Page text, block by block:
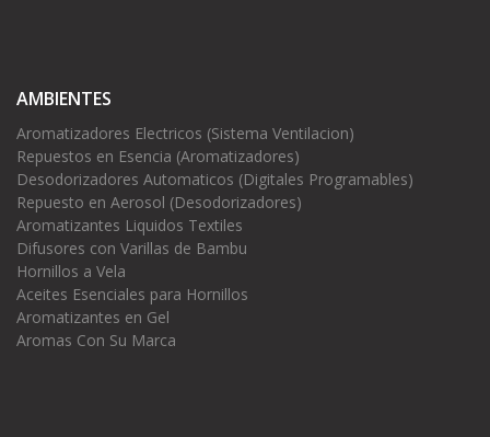
AMBIENTES
Aromatizadores Electricos (Sistema Ventilacion)
Repuestos en Esencia (Aromatizadores)
Desodorizadores Automaticos (Digitales Programables)
Repuesto en Aerosol (Desodorizadores)
Aromatizantes Liquidos Textiles
Difusores con Varillas de Bambu
Hornillos a Vela
Aceites Esenciales para Hornillos
Aromatizantes en Gel
Aromas Con Su Marca